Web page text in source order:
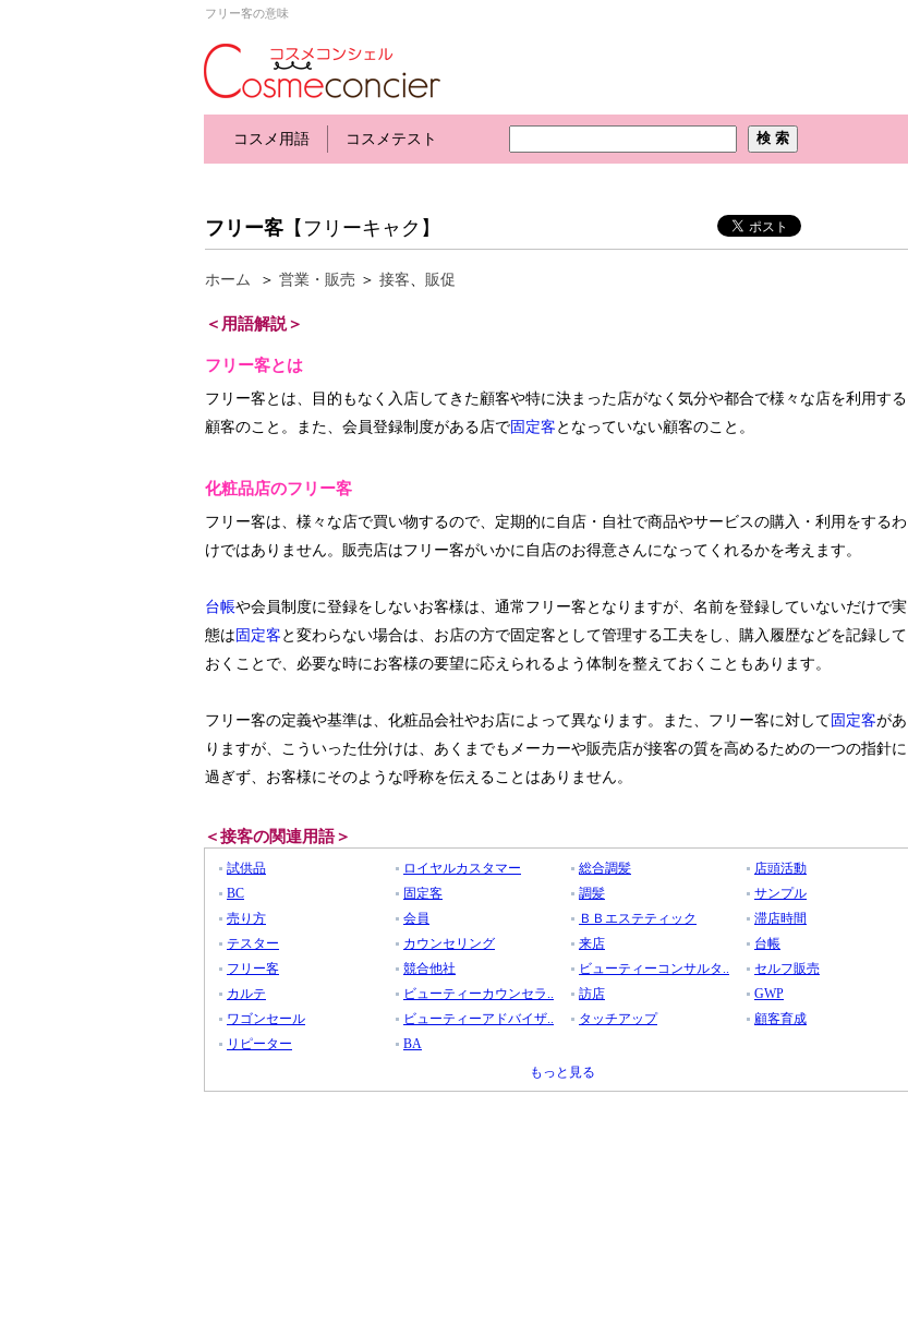
フリー客の意味
コスメ用語 コスメテスト
フリー客 【フリーキャク】
ホーム ＞ 営業・販売 ＞ 接客、 販促
＜用語解説＞
フリー客とは
フリー客とは、目的もなく入店してきた顧客や特に決まった店がなく気分や都合で様々な店を利用する
顧客のこと。また、会員登録制度がある店で固定客 となっていない顧客のこと。
化粧品店のフリー客
フリー客は、様々な店で買い物するので、定期的に自店・自社で商品やサービスの購入・利用をするわ
けではありません。販売店はフリー客がいかに自店のお得意さんになってくれるかを考えます。
台帳や会員制度に登録をしないお客様は、通常フリー客となりますが、名前を登録していないだけで実
態は 固定客 と変わらない場合は、お店の方で固定客として管理する工夫をし、購入履歴などを記録して
おくことで、必要な時にお客様の要望に応えられるよう体制を整えておくこともあります。
フリー客の定義や基準は、化粧品会社やお店によって異なります。また、フリー客に対して 固定客があ
りますが、こういった仕分けは、あくまでもメーカーや販売店が接客の質を高めるための一つの指針に
過ぎず、お客様にそのような呼称を伝えることはありません。
＜接客の関連用語＞
試供品 ロイヤルカスタマー 総合調髪
店頭活動
BC
固定客 調髪
サンプル
売り方
会員 ＢＢエステティック
滞店時間
テスター
カウンセリング 来店
台帳
フリー客
競合他社 ビューティーコンサルタ..
セルフ販売
カルテ
ビューティーカウンセラ.. 訪店
GWP
ワゴンセール
ビューティーアドバイザ.. タッチアップ
顧客育成
リピーター
BA
もっと見る